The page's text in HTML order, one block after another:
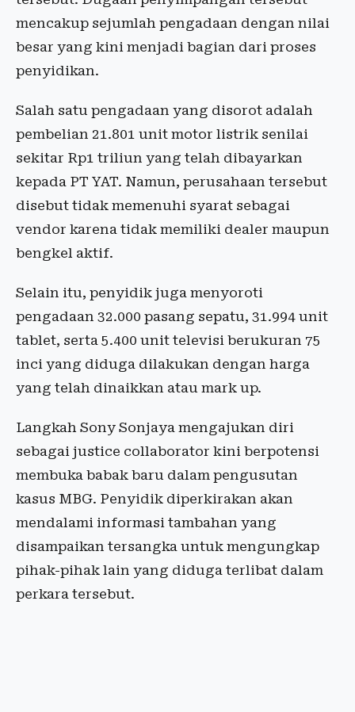
mencakup sejumlah pengadaan dengan nilai
besar yang kini menjadi bagian dari proses
penyidikan.
Salah satu pengadaan yang disorot adalah
pembelian 21.801 unit motor listrik senilai
sekitar Rp1 triliun yang telah dibayarkan
kepada PT YAT. Namun, perusahaan tersebut
disebut tidak memenuhi syarat sebagai
vendor karena tidak memiliki dealer maupun
bengkel aktif.
Selain itu, penyidik juga menyoroti
pengadaan 32.000 pasang sepatu, 31.994 unit
tablet, serta 5.400 unit televisi berukuran 75
inci yang diduga dilakukan dengan harga
yang telah dinaikkan atau mark up.
Langkah Sony Sonjaya mengajukan diri
sebagai justice collaborator kini berpotensi
membuka babak baru dalam pengusutan
kasus MBG. Penyidik diperkirakan akan
mendalami informasi tambahan yang
disampaikan tersangka untuk mengungkap
pihak-pihak lain yang diduga terlibat dalam
perkara tersebut.